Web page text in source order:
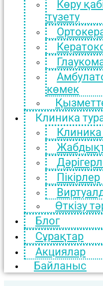
Көру
түзету
көмек
Клиника
Пікірлер
Өткізу
Блог
Сұрақтар
Акциялар
Байланыс